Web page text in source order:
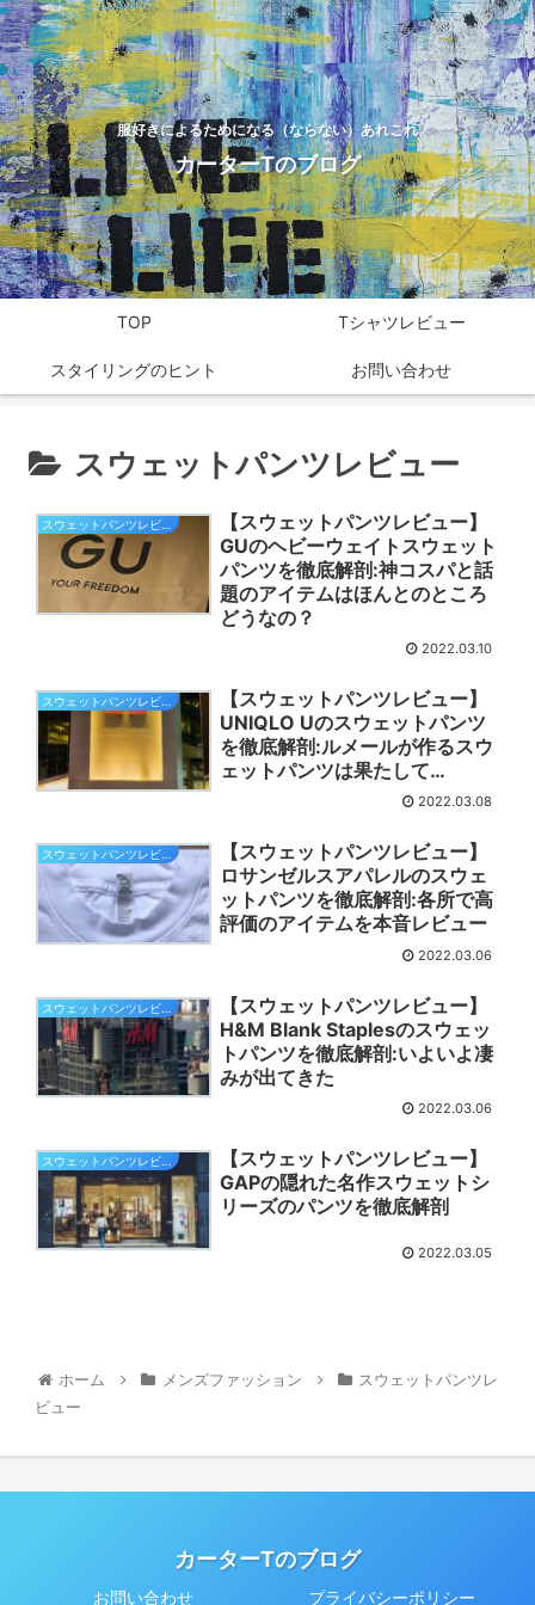
服好きによるためになる（ならない）あれこれ
カーターTのブログ
TOP Tシャツレビュー
スタイリングのヒント お問い合わせ
スウェットパンツレビュー
【スウェットパンツレビュー】
GUのヘビーウェイトスウェット
パンツを徹底解剖:神コスパと話
題のアイテムはほんとのところ
どうなの？
2022.03.10
【スウェットパンツレビュー】
UNIQLO Uのスウェットパンツ
を徹底解剖:ルメールが作るスウ
ェットパンツは果たして…
2022.03.08
【スウェットパンツレビュー】
ロサンゼルスアパレルのスウェ
ットパンツを徹底解剖:各所で高
評価のアイテムを本音レビュー
2022.03.06
【スウェットパンツレビュー】
H&M Blank Staplesのスウェッ
トパンツを徹底解剖:いよいよ凄
みが出てきた
2022.03.06
【スウェットパンツレビュー】
GAPの隠れた名作スウェットシ
リーズのパンツを徹底解剖
2022.03.05
ホーム メンズファッション
スウェットパンツレ
ビュー
カーターTのブログ
お問い合わせ プライバシーポリシー